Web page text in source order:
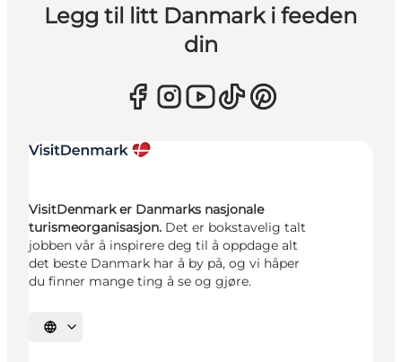
Legg til litt Danmark i feeden
din
VisitDenmark er Danmarks nasjonale
turismeorganisasjon. Det er bokstavelig talt
jobben vår å inspirere deg til å oppdage alt
det beste Danmark har å by på, og vi håper
du finner mange ting å se og gjøre.
Velg språk